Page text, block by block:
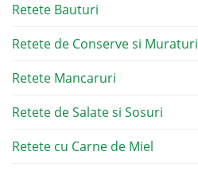
Retete Bauturi
Retete de Conserve si Muraturi
Retete Mancaruri
Retete de Salate si Sosuri
Retete cu Carne de Miel